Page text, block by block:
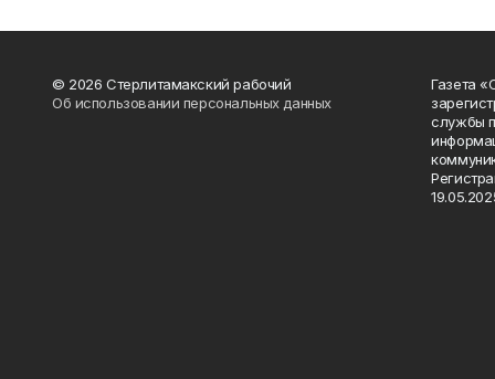
© 2026 Стерлитамакский рабочий
Об использовании персональных данных
Газета
службы